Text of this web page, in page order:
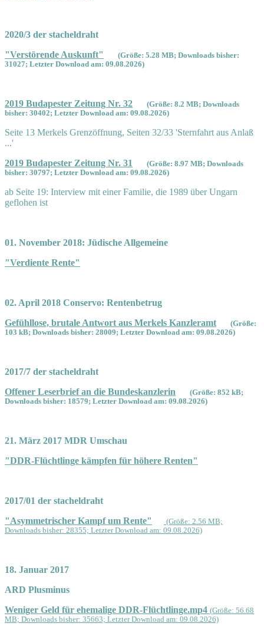
2020/3 der stacheldraht
"Verstörende Auskunft"
(Größe: 5.28 MB; Downloads bisher:
31027; Letzter Download am: 09.08.2026)
2019 Budapester Zeitung Nr. 32
(Größe: 8.2 MB; Downloads
bisher: 30402; Letzter Download am: 09.08.2026)
Seite 13 Merkels Grenzöffnung, Seiten 32/33 'Sternfahrt aus Anlaß
...'
2019 Budapester Zeitung Nr. 31
(Größe: 8.97 MB; Downloads
bisher: 30797; Letzter Download am: 09.08.2026)
ab Seite 19: Interview mit einer Familie, die 1989 über Ungarn
geflohen ist
01. November 2018: Jüdische Allgemeine
"Verdiente Rente"
02. April 2018 Conservo: Rentenbetrug
Gefühllose, brutale Antwort aus Merkels Kanzleramt
(Größe:
103 kB; Downloads bisher: 28009; Letzter Download am: 09.08.2026)
2017/7 der stacheldraht
Offener Leserbrief an die Bundeskanzlerin
(Größe: 852 kB;
Downloads bisher: 18579; Letzter Download am: 09.08.2026)
21. März 2017 MDR Umschau
"DDR-Flüchtlinge kämpfen für höhere Renten"
2017/01 der stacheldraht
"Asymmetrischer Kampf um Rente"
(Größe: 2.56 MB;
Downloads bisher: 28355; Letzter Download am: 09.08.2026)
18. Januar 2017
ARD Plusminus
Weniger Geld für ehemalige DDR-Flüchtlinge.mp4 (Größe: 56.68
MB; Downloads bisher: 35663; Letzter Download am: 09.08.2026)